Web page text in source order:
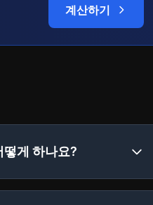
계산하기
떻게 하나요?